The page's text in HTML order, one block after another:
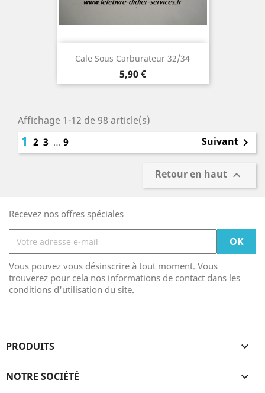
Cale Sous Carburateur 32/34
Prix
5,90 €
Affichage 1-12 de 98 article(s)
1 2 3 … 9 Suivant 
Retour en haut 
Recevez nos offres spéciales
Vous pouvez vous désinscrire à tout moment. Vous
trouverez pour cela nos informations de contact dans les
conditions d'utilisation du site.
PRODUITS 
NOTRE SOCIÉTÉ 